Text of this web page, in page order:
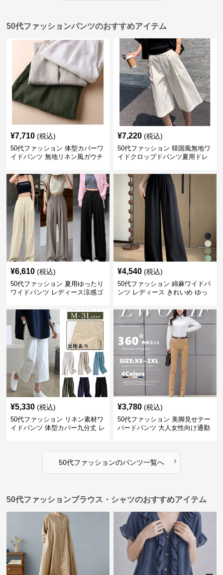
50代ファッションパンツのおすすめアイテム
¥7,710 (税込)
50代ファッション 体型カバーワ
イドパンツ 無地リネン風ガウチ
¥7,220 (税込)
50代ファッション 韓国風無地ワ
イドクロップドパンツ夏用ドレ
¥6,610 (税込)
50代ファッション 夏用ゆったり
ワイドパンツ レディース涼感ゴ
¥4,540 (税込)
50代ファッション 綿麻ワイドパ
ンツ レディース きれいめ ゆっ
¥5,330 (税込)
50代ファッション リネン素材ワ
イドパンツ 体型カバー九分丈 レ
¥3,780 (税込)
50代ファッション 美脚見せテー
パードパンツ 大人女性向け通勤
50代ファッションのパンツ一覧へ ›
50代ファッションブラウス・シャツのおすすめアイテム